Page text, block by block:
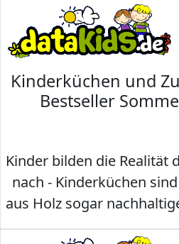
Kinderküchen und
Bestseller
Kinder bilden die Realität
nach - Kinderküchen
aus Holz sogar